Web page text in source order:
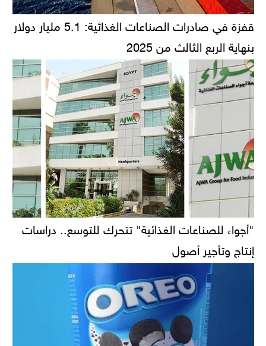
قفزة في صادرات الصناعات الغذائية: 5.1 مليار دولار
بنهاية الربع الثالث من 2025
"أجواء للصناعات الغذائية" تتحرك للتوسع.. دراسات
إنتاج وتأجير أصول